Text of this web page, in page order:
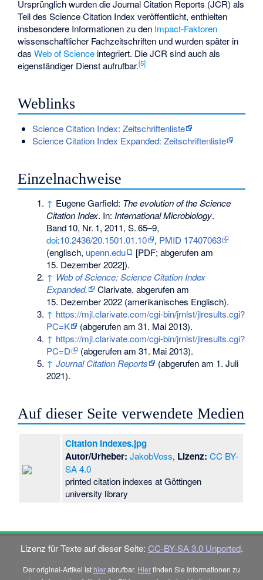
Ursprünglich wurden die Journal Citation Reports (JCR) als
Teil des Science Citation Index veröffentlicht, enthielten
insbesondere Informationen zu den Impact-Faktoren
wissenschaftlicher Fachzeitschriften und wurden später in
dasWeb of Science integriert. Die JCR sind auch als
eigenständiger Dienst aufrufbar.[5]
Weblinks
Science Citation Index: Zeitschriftenliste
Science Citation Index Expanded: Zeitschriftenliste
Einzelnachweise
↑ Eugene Garfield: The evolution of the Science
Citation Index. In:International Microbiology.
Band10, Nr. 1, 2011,S.65–9,
doi:10.2436/20.1501.01.10 , PMID 17407063
(englisch, upenn.edu
[PDF; abgerufen am
15. Dezember 2022]).
↑ Web of Science: Science Citation Index
Expanded.
Clarivate, abgerufen am
15. Dezember 2022 (amerikanisches Englisch).
↑ https://mjl.clarivate.com/cgi-bin/jrnlst/jlresults.cgi?
PC=K
(abgerufen am 31. Mai 2013).
↑ https://mjl.clarivate.com/cgi-bin/jrnlst/jlresults.cgi?
PC=D
(abgerufen am 31. Mai 2013).
↑ Journal Citation Reports
(abgerufen am 1. Juli
2021).
Auf dieser Seite verwendete Medien
Citation indexes.jpg
Autor/Urheber: JakobVoss, Lizenz: CC BY-
SA 4.0
printed citation indexes at Göttingen
university library
Lizenz für Texte auf dieser Seite: CC-BY-SA 3.0 Unported.
Der original-Artikel ist hierabrufbar. Hierfinden Sie Informationen zu